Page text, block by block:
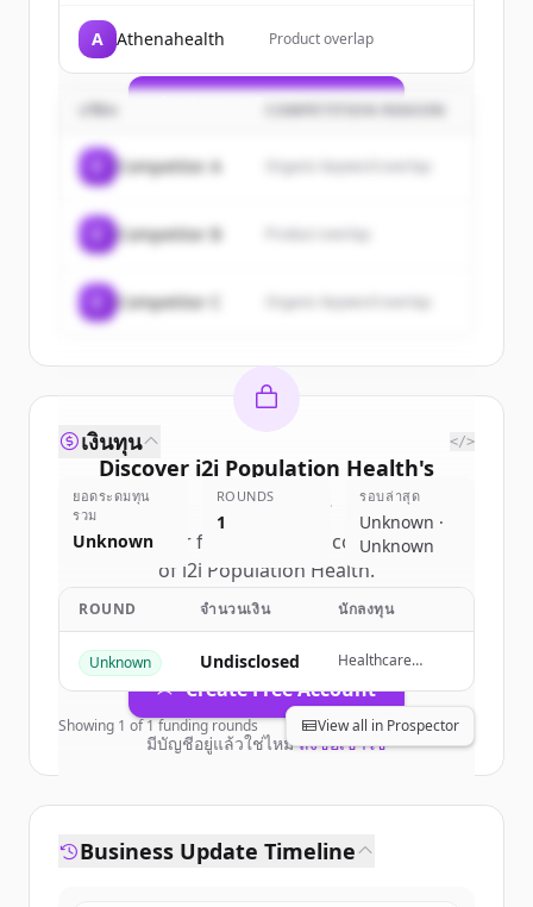
New accounts include trial credits to
get started.
Create Free Account
มีบัญชีอยู่แล้วใช่ไหมลงชื่อเข้าใช้
A Athenahealth Product overlap
COMPETITION REASON
Competitor A Organic keyword overlap
Competitor B
Competitor C Organic keyword overlap
Discover i2i Population Health's
competitors
Sign up for free to view all competitors
of i2i Population Health.
New accounts include trial credits to
get started.
Create Free Account
มีบัญชีอยู่แล้วใช่ไหมลงชื่อเข้าใช้
เงินทุน </>
ยอดระดมทุน
รวม
Unknown
ROUNDS
1
รอบล่าสุด
Unknown ·
Unknown
ROUND จำนวนเงิน นักลงทุน
Unknown Undisclosed
Healthcare
Capital Partners,
HealthTech
Capital, Cerner,
Blue Shield of
Showing 1 of1funding rounds View all in Prospector
Business Update Timeline